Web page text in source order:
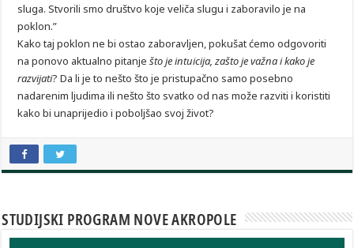
sluga. Stvorili smo društvo koje veliča slugu i zaboravilo je na
poklon.”
Kako taj poklon ne bi ostao zaboravljen, pokušat ćemo odgovoriti
na ponovo aktualno pitanješto je intuicija, zašto je važna i kako je
razvijati? Da li je to nešto što je pristupačno samo posebno
nadarenim ljudima ili nešto što svatko od nas može razviti i koristiti
kako bi unaprijedio i poboljšao svoj život?
STUDIJSKI PROGRAM NOVE AKROPOLE